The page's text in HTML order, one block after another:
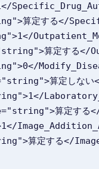
算定する</
算定す
算定
算定
算定する</